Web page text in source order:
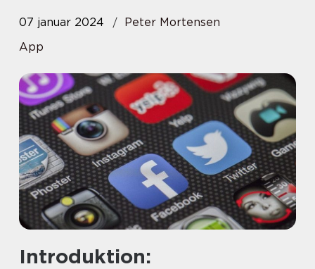
07 januar 2024
Peter Mortensen
App
Introduktion: